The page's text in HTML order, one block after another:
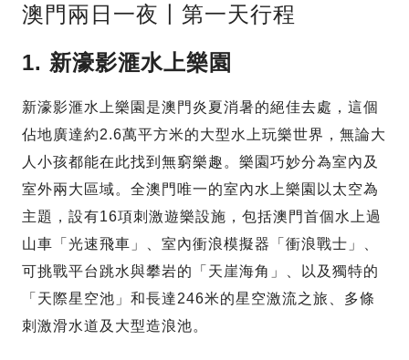
澳門兩日一夜〡第一天行程
1. 新濠影滙水上樂園
新濠影滙水上樂園是澳門炎夏消暑的絕佳去處，這個
佔地廣達約2.6萬平方米的大型水上玩樂世界，無論大
人小孩都能在此找到無窮樂趣。樂園巧妙分為室內及
室外兩大區域。全澳門唯一的室內水上樂園以太空為
主題，設有16項刺激遊樂設施，包括澳門首個水上過
山車「光速飛車」、室內衝浪模擬器「衝浪戰士」、
可挑戰平台跳水與攀岩的「天崖海角」、以及獨特的
「天際星空池」和長達246米的星空激流之旅、多條
刺激滑水道及大型造浪池。